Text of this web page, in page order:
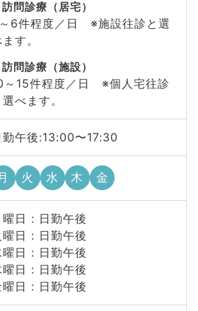
訪問診療（居宅）
6件程度／日 ※施設往診と選
す。
訪問診療（施設）
～15件程度／日 ※個人宅往診
選べます。
勤午後:13:00〜17:30
火 水 木 金
曜日 : 日勤午後
曜日 : 日勤午後
曜日 : 日勤午後
曜日 : 日勤午後
曜日 : 日勤午後